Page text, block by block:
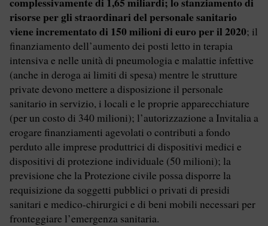
risorse per gli straordinari del personale sanitario
viene incrementato di 150 milioni di euro per il 2020; il
finanziamento dell’aumento dei posti letto in terapia
intensiva e nelle unità di pneumologia e malattie infettive
(anche in deroga ai limiti di spesa) mentre le strutture
private devono mettere a disposizione il personale
sanitario in servizio, i locali e le proprie apparecchiature
(per un costo di 340 milioni); l’autorizzazione a Invitalia a
erogare finanziamenti agevolati o contributi a fondo
perduto alle imprese produttrici di dispositivi medici e
dispositivi di protezione individuale (50 milioni); la
previsione che la Protezione civile possa disporre la
requisizione da soggetti pubblici o privati di presidi
sanitari e medico-chirurgici e di beni mobili necessari per
fronteggiare l’emergenza sanitaria.